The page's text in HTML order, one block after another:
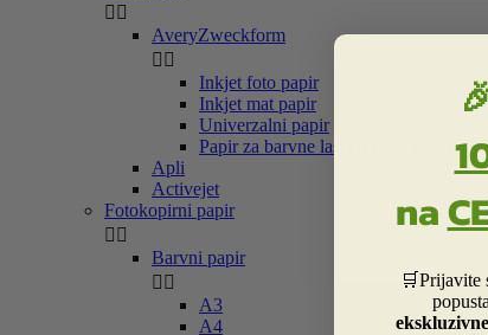
 
AveryZweckform
 
Inkjet foto papir
Inkjet mat papir
Univerzalni papir
Papir za barvne laserske tiskalnike
Apli
Activejet
Fotokopirni papir
 
Barvni papir
 
A3
A4
na
🛒Prijavite
ekskluzivne